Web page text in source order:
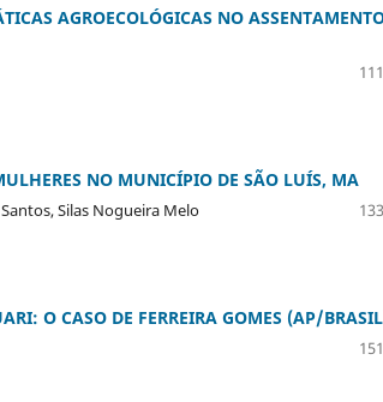
AGROECOLÓGICAS NO
NO MUNICÍPIO DE SÃO LUÍS, MA
Silas Nogueira Melo
O CASO DE FERREIRA GOMES (AP/